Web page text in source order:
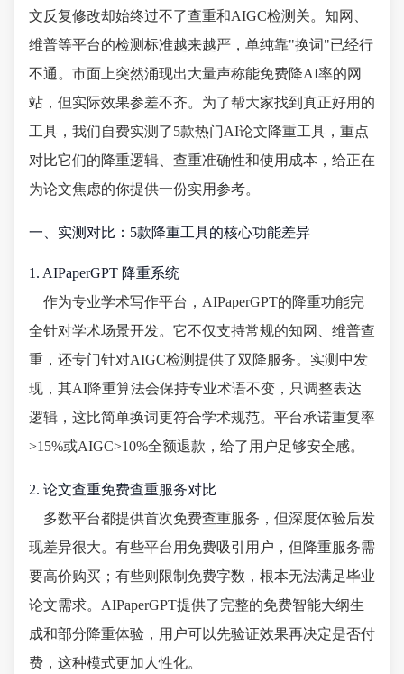
文反复修改却始终过不了查重和AIGC检测关。知网、
维普等平台的检测标准越来越严，单纯靠"换词"已经行
不通。市面上突然涌现出大量声称能免费降AI率的网
站，但实际效果参差不齐。为了帮大家找到真正好用的
工具，我们自费实测了5款热门AI论文降重工具，重点
对比它们的降重逻辑、查重准确性和使用成本，给正在
为论文焦虑的你提供一份实用参考。
一、实测对比：5款降重工具的核心功能差异
1. AIPaperGPT 降重系统
作为专业学术写作平台，AIPaperGPT的降重功能完
全针对学术场景开发。它不仅支持常规的知网、维普查
重，还专门针对AIGC检测提供了双降服务。实测中发
现，其AI降重算法会保持专业术语不变，只调整表达
逻辑，这比简单换词更符合学术规范。平台承诺重复率
>15%或AIGC>10%全额退款，给了用户足够安全感。
2. 论文查重免费查重服务对比
多数平台都提供首次免费查重服务，但深度体验后发
现差异很大。有些平台用免费吸引用户，但降重服务需
要高价购买；有些则限制免费字数，根本无法满足毕业
论文需求。AIPaperGPT提供了完整的免费智能大纲生
成和部分降重体验，用户可以先验证效果再决定是否付
费，这种模式更加人性化。